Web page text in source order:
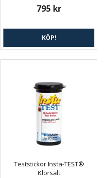
795 kr
KÖP!
Teststickor Insta-TEST®
Klorsalt